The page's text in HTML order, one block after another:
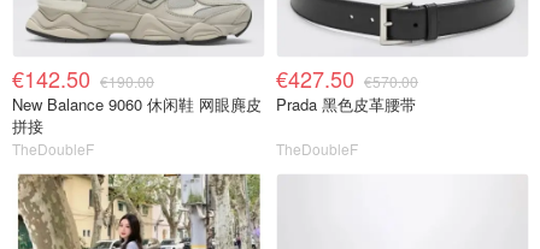
€142.50 €190.00
New Balance 9060 休闲鞋 网眼麂皮
拼接
TheDoubleF
€427.50 €570.00
Prada 黑色皮革腰带
TheDoubleF